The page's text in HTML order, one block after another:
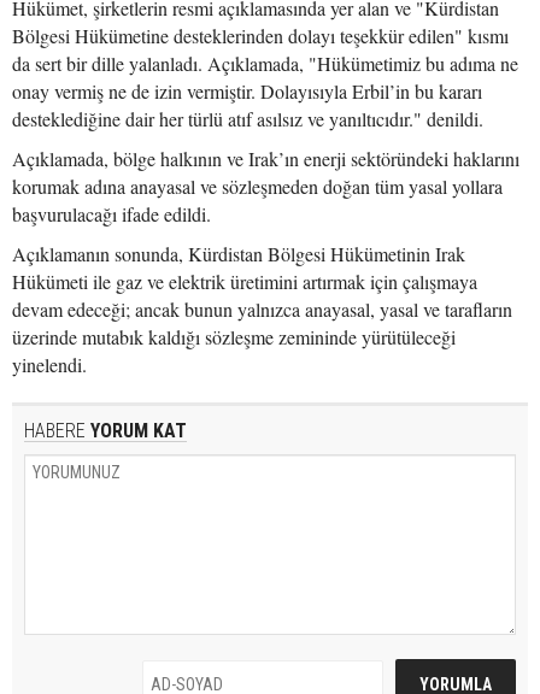
Hükümet, şirketlerin resmi açıklamasında yer alan ve "Kürdistan
Bölgesi Hükümetine desteklerinden dolayı teşekkür edilen" kısmı
da sert bir dille yalanladı. Açıklamada, "Hükümetimiz bu adıma ne
onay vermiş ne de izin vermiştir. Dolayısıyla Erbil’in bu kararı
desteklediğine dair her türlü atıf asılsız ve yanıltıcıdır." denildi.
Açıklamada, bölge halkının ve Irak’ın enerji sektöründeki haklarını
korumak adına anayasal ve sözleşmeden doğan tüm yasal yollara
başvurulacağı ifade edildi.
Açıklamanın sonunda, Kürdistan Bölgesi Hükümetinin Irak
Hükümeti ile gaz ve elektrik üretimini artırmak için çalışmaya
devam edeceği; ancak bunun yalnızca anayasal, yasal ve tarafların
üzerinde mutabık kaldığı sözleşme zemininde yürütüleceği
yinelendi.
HABERE YORUM KAT